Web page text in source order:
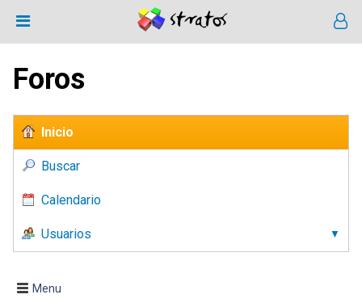
Foros
Inicio
Buscar
Calendario
Usuarios
Menu